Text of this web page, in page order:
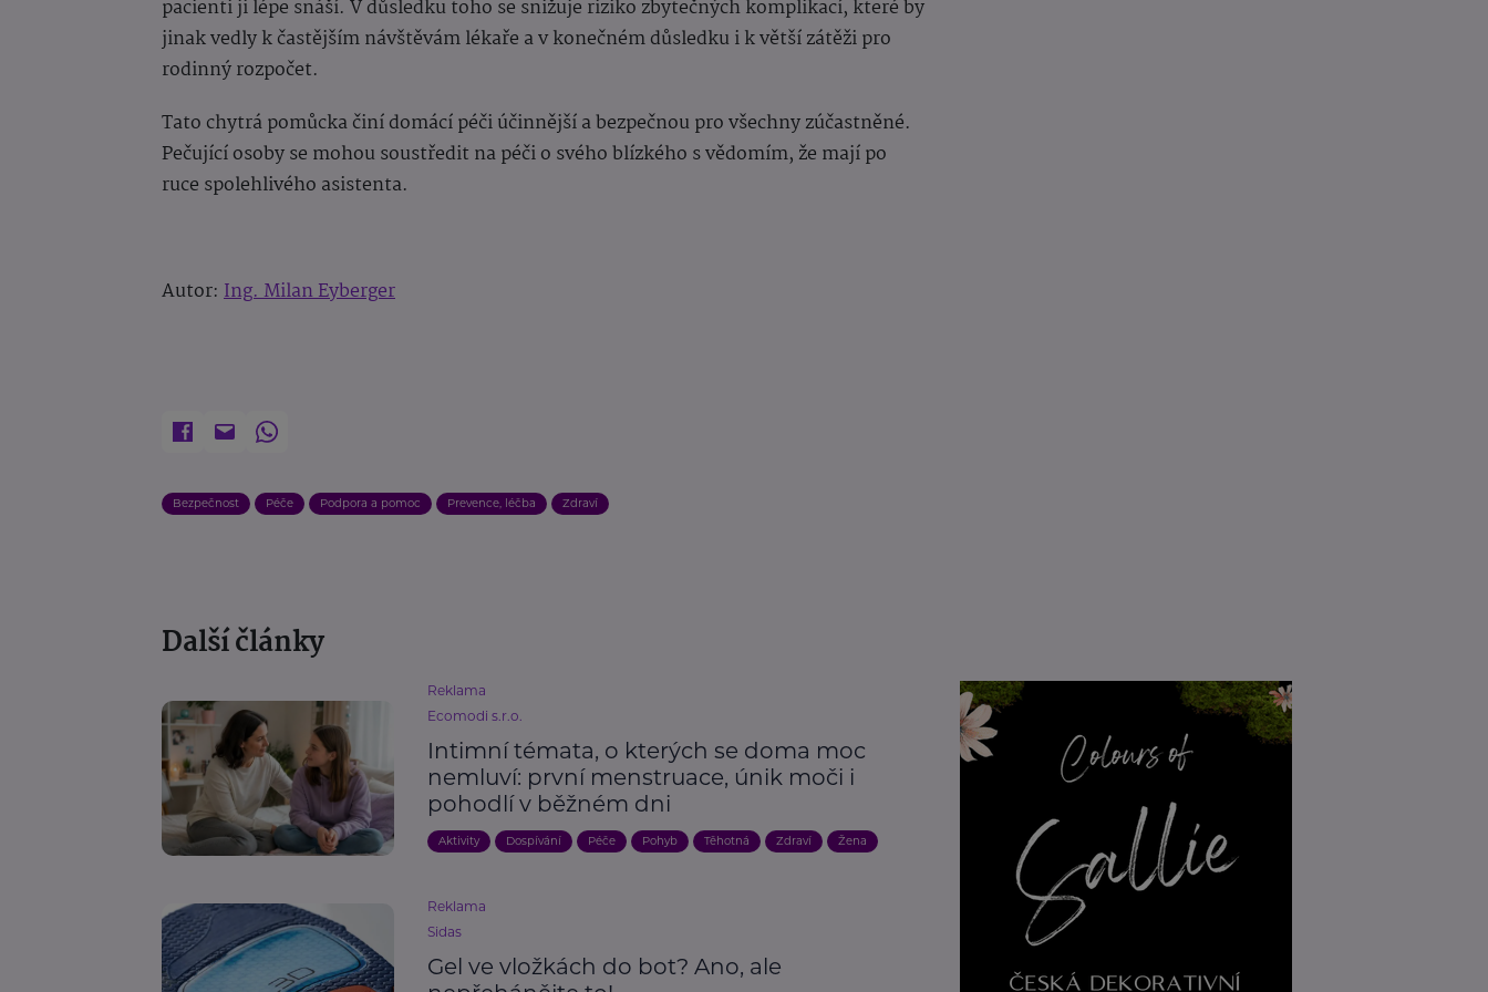
pacienti ji lépe snáší. V důsledku toho se snižuje riziko zbytečných komplikací, které by
jinak vedly k častějším návštěvám lékaře a v konečném důsledku i k větší zátěži pro
rodinný rozpočet.
Tato chytrá pomůcka činí domácí péči účinnější a bezpečnou pro všechny zúčastněné.
Pečující osoby se mohou soustředit na péči o svého blízkého s vědomím, že mají po
ruce spolehlivého asistenta.
Autor: Ing. Milan Eyberger
Bezpečnost Péče Podpora a pomoc Prevence, léčba Zdraví
Další články
Reklama
Ecomodi s.r.o.
Intimní témata, o kterých se doma moc
nemluví: první menstruace, únik moči i
pohodlí v běžném dni
Aktivity Dospívání Péče Pohyb Těhotná Zdraví Žena
Reklama
Sidas
Gel ve vložkách do bot? Ano, ale